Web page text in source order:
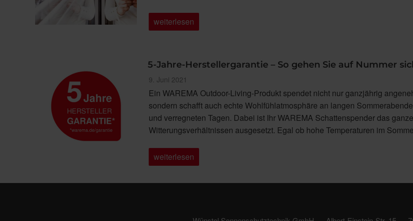
„Smarter
Sonnenschutz
wie
nie“
weiterlesen
5-Jahre-Herstellergarantie – So gehen Sie auf Nummer
Veröffentlicht
am
9. Juni 2021
Ein WAREMA Outdoor-Living-Produkt spendet nicht nur ganzjährig
sondern schafft auch echte Wohlfühlatmosphäre an langen
und verregneten Tagen. Dabei ist Ihr WAREMA Schattenspender das
Witterungsverhältnissen ausgesetzt. Egal ob hohe Temperaturen im
„5-
Jahre-
weiterlesen